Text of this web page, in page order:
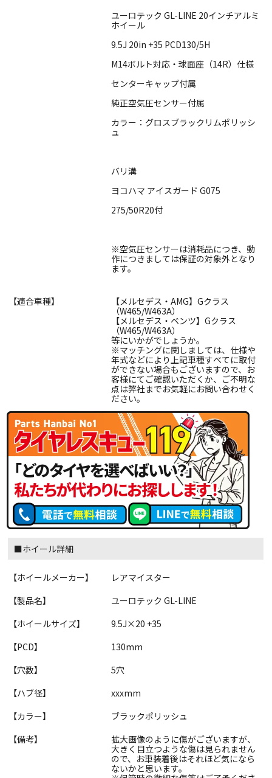
ユーロテック GL-LINE 20インチアルミ
ホイール
9.5J 20in +35 PCD130/5H
M14ボルト対応・球面座（14R）仕様
センターキャップ付属
純正空気圧センサー付属
カラー：グロスブラックリムポリッシ
ュ
バリ溝
ヨコハマ アイスガード G075
275/50R20付
※空気圧センサーは消耗品につき、動
作につきましては保証の対象外となり
ます。
【適合車種】
【メルセデス・AMG】Gクラス
（W465/W463A）
【メルセデス・ベンツ】Gクラス
（W465/W463A）
等にいかがでしょうか。
※マッチングに関しましては、仕様や
年式などにより上記車種すべてに取付
ができない場合もございますので、お
客様にてご確認いただくか、ご不明な
点は弊社までお気軽にお問い合わせく
ださい。
■ホイール詳細
【ホイールメーカー】
レアマイスター
【製品名】
ユーロテック GL-LINE
【ホイールサイズ】
9.5J×20 +35
【PCD】
130mm
【穴数】
5穴
【ハブ径】
xxxmm
【カラー】
ブラックポリッシュ
【備考】
拡大画像のように傷がございますが、
大きく目立つような傷は見られません
ので、お車装着後はそれほど気になら
ないかと思います。